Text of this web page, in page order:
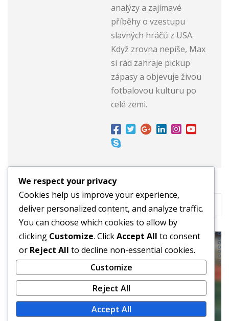
analýzy a zajímavé
příběhy o vzestupu
slavných hráčů z USA.
Když zrovna nepíše, Max
si rád zahraje pickup
zápasy a objevuje živou
fotbalovou kulturu po
celé zemi.
RELATED STORY
We respect your privacy
Cookies help us improve your experience,
deliver personalized content, and analyze traffic.
You can choose which cookies to allow by
clicking Customize. ClickAccept All to consent
or Reject All to decline non-essential cookies.
Customize
Reject All
Accept All